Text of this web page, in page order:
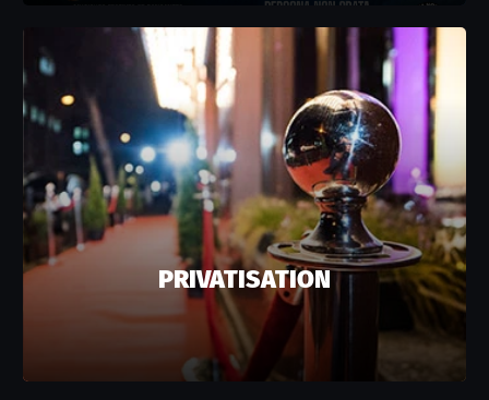
PRIVATISATION